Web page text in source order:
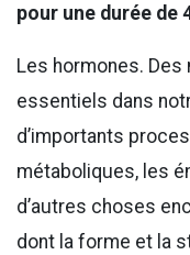
pour une durée de
Les hormones.
essentiels dans
d’importants
métaboliques, les
d’autres choses
dont la forme et la